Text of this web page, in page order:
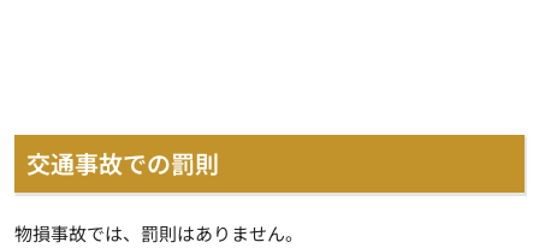
交通事故での罰則
物損事故では、罰則はありません。